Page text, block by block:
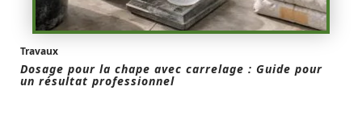
Travaux
Dosage pour la chape avec carrelage : Guide pour
un résultat professionnel